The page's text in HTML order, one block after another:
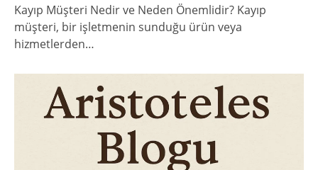
Kayıp Müşteri Nedir ve Neden Önemlidir? Kayıp
müşteri, bir işletmenin sunduğu ürün veya
hizmetlerden…